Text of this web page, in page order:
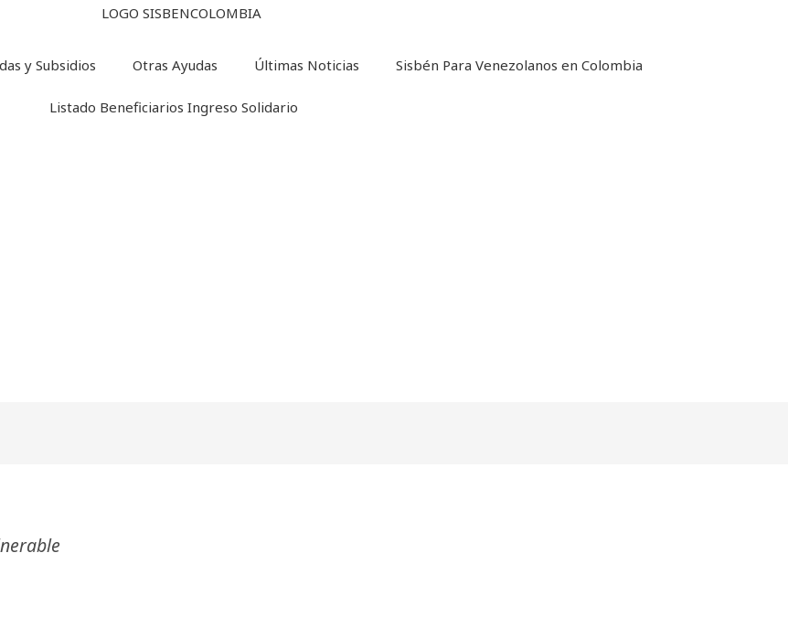
y Subsidios Otras Ayudas Últimas Noticias Sisbén Para Venezolanos en Colombia
Listado Beneficiarios Ingreso Solidario